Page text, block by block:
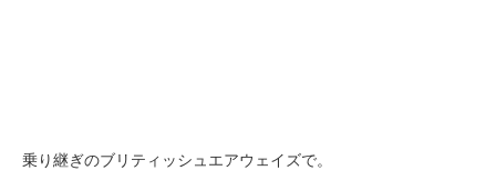
乗り継ぎのブリティッシュエアウェイズで。